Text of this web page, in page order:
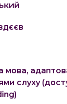
мова,
слуху